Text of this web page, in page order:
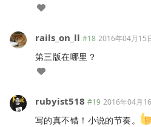
rails_on_ll #18 2016年04月15
第三版在哪里？
rubyist518 #19 2016年04月
写的真不错！小说的节奏。